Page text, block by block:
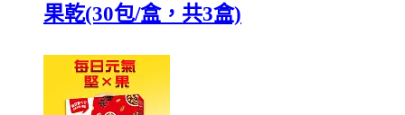
果乾(30包/盒，共3盒)